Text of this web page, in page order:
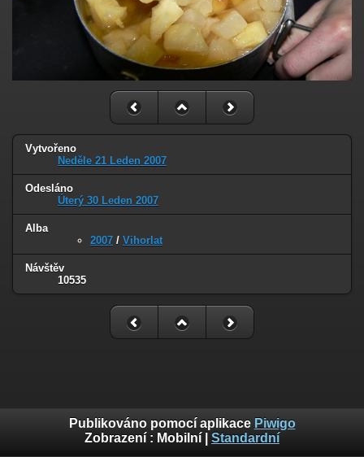
Vytvořeno
Neděle 21 Leden 2007
Odesláno
Úterý 30 Leden 2007
Alba
2007 / Vihorlat
Návštěv
10535
Publikováno pomocí aplikace Piwigo
Zobrazení : Mobilní Standardní